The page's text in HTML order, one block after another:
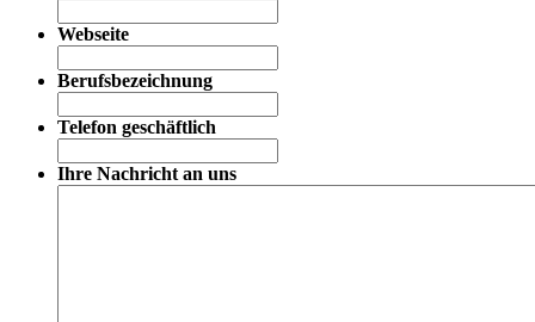
Webseite
Berufsbezeichnung
Telefon geschäftlich
Ihre Nachricht an uns